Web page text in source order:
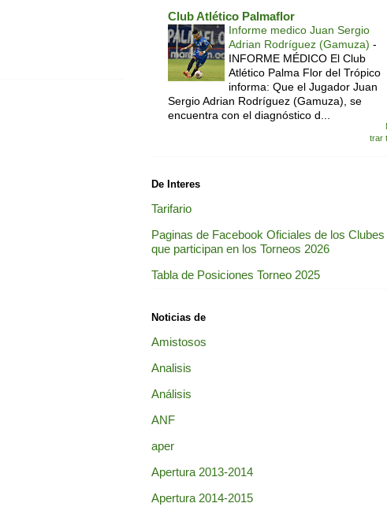
Club Atlético Palmaflor
Informe medico Juan Sergio
Adrian Rodríguez (Gamuza) -
INFORME MÉDICO El Club
Atlético Palma Flor del Trópico
informa: Que el Jugador Juan
Sergio Adrian Rodríguez (Gamuza), se
encuentra con el diagnóstico d...
trar
De Interes
Tarifario
Paginas de Facebook Oficiales de los Clubes
que participan en los Torneos 2026
Tabla de Posiciones Torneo 2025
Noticias de
Amistosos
Analisis
Análisis
ANF
aper
Apertura 2013-2014
Apertura 2014-2015